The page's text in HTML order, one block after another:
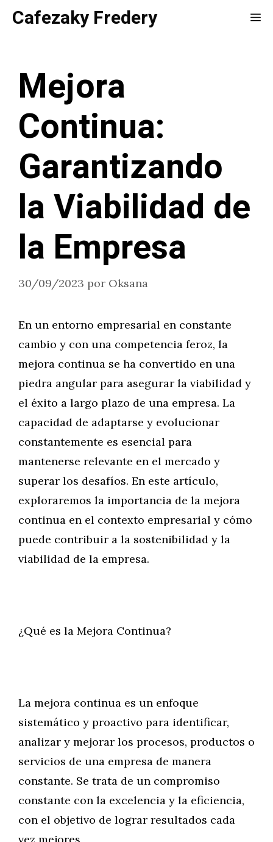
SaltarCafezaky Fredery
Mejora
Continua:
Garantizando
la Viabilidad de
la Empresa
30/09/2023 por Oksana
En un entorno empresarial en constante
cambio y con una competencia feroz, la
mejora continua se ha convertido en una
piedra angular para asegurar la viabilidad y
el éxito a largo plazo de una empresa. La
capacidad de adaptarse y evolucionar
constantemente es esencial para
mantenerse relevante en el mercado y
superar los desafíos. En este artículo,
exploraremos la importancia de la mejora
continua en el contexto empresarial y cómo
puede contribuir a la sostenibilidad y la
viabilidad de la empresa.
¿Qué es la Mejora Continua?
La mejora continua es un enfoque
sistemático y proactivo para identificar,
analizar y mejorar los procesos, productos o
servicios de una empresa de manera
constante. Se trata de un compromiso
constante con la excelencia y la eficiencia,
con el objetivo de lograr resultados cada